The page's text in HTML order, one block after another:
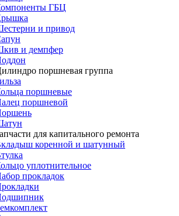
ГБЦ
и привод
и демпфер
поршневая группа
поршневые
поршневой
для капитального ремонта
коренной и шатунный
уплотнительное
прокладок